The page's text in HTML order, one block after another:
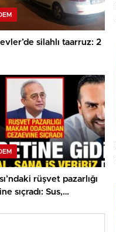
silahlı taarruz: 2
rüşvet pazarlığı
sıçradı: Sus,